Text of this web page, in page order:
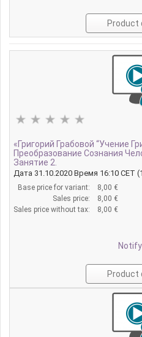
Product
«Григорий Грабовой “Учение
Преобразование Сознания
Занятие 2.
Дата 31.10.2020 Время 16:10 CET
Base price for variant:
8,00 €
Sales price:
8,00 €
Sales price without tax:
8,00 €
Product